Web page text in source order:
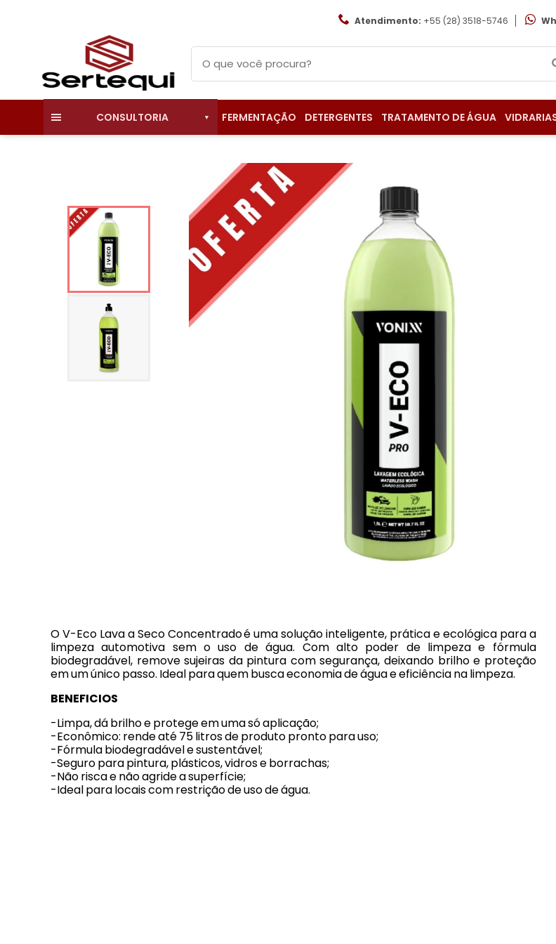
Atendimento: +55 (28) 3518-5746
CONSULTORIA FERMENTAÇÃO DETERGENTES TRATAMENTO DE ÁGUA
O V-Eco Lava a Seco Concentradoé uma solução inteligente, prática e ecológica para a
limpeza automotiva sem o uso de água. Com alto poder de limpeza e fórmula
biodegradável, remove sujeiras da pintura com segurança, deixando brilho e proteção
em um único passo. Ideal para quem busca economia de água e eficiência na limpeza.
BENEFICIOS
-Limpa, dá brilho e protege em uma só aplicação;
-Econômico: rende até 75 litros de produto pronto para uso;
-Fórmula biodegradável e sustentável;
-Seguro para pintura, plásticos, vidros e borrachas;
-Não risca e não agride a superfície;
-Ideal para locais com restrição de uso de água.